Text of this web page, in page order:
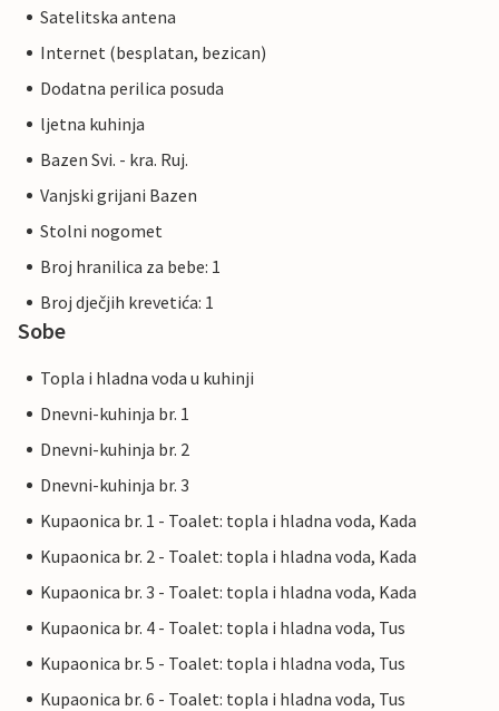
Satelitska antena
Internet (besplatan, bezican)
Dodatna perilica posuda
ljetna kuhinja
Bazen Svi. - kra. Ruj.
Vanjski grijani Bazen
Stolni nogomet
Broj hranilica za bebe: 1
Broj dječjih krevetića: 1
Sobe
Topla i hladna voda u kuhinji
Dnevni-kuhinja br. 1
Dnevni-kuhinja br. 2
Dnevni-kuhinja br. 3
Kupaonica br. 1 - Toalet: topla i hladna voda, Kada
Kupaonica br. 2 - Toalet: topla i hladna voda, Kada
Kupaonica br. 3 - Toalet: topla i hladna voda, Kada
Kupaonica br. 4 - Toalet: topla i hladna voda, Tus
Kupaonica br. 5 - Toalet: topla i hladna voda, Tus
Kupaonica br. 6 - Toalet: topla i hladna voda, Tus